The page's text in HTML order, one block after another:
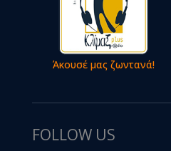
Άκουσέ μας ζωντανά!
FOLLOW US